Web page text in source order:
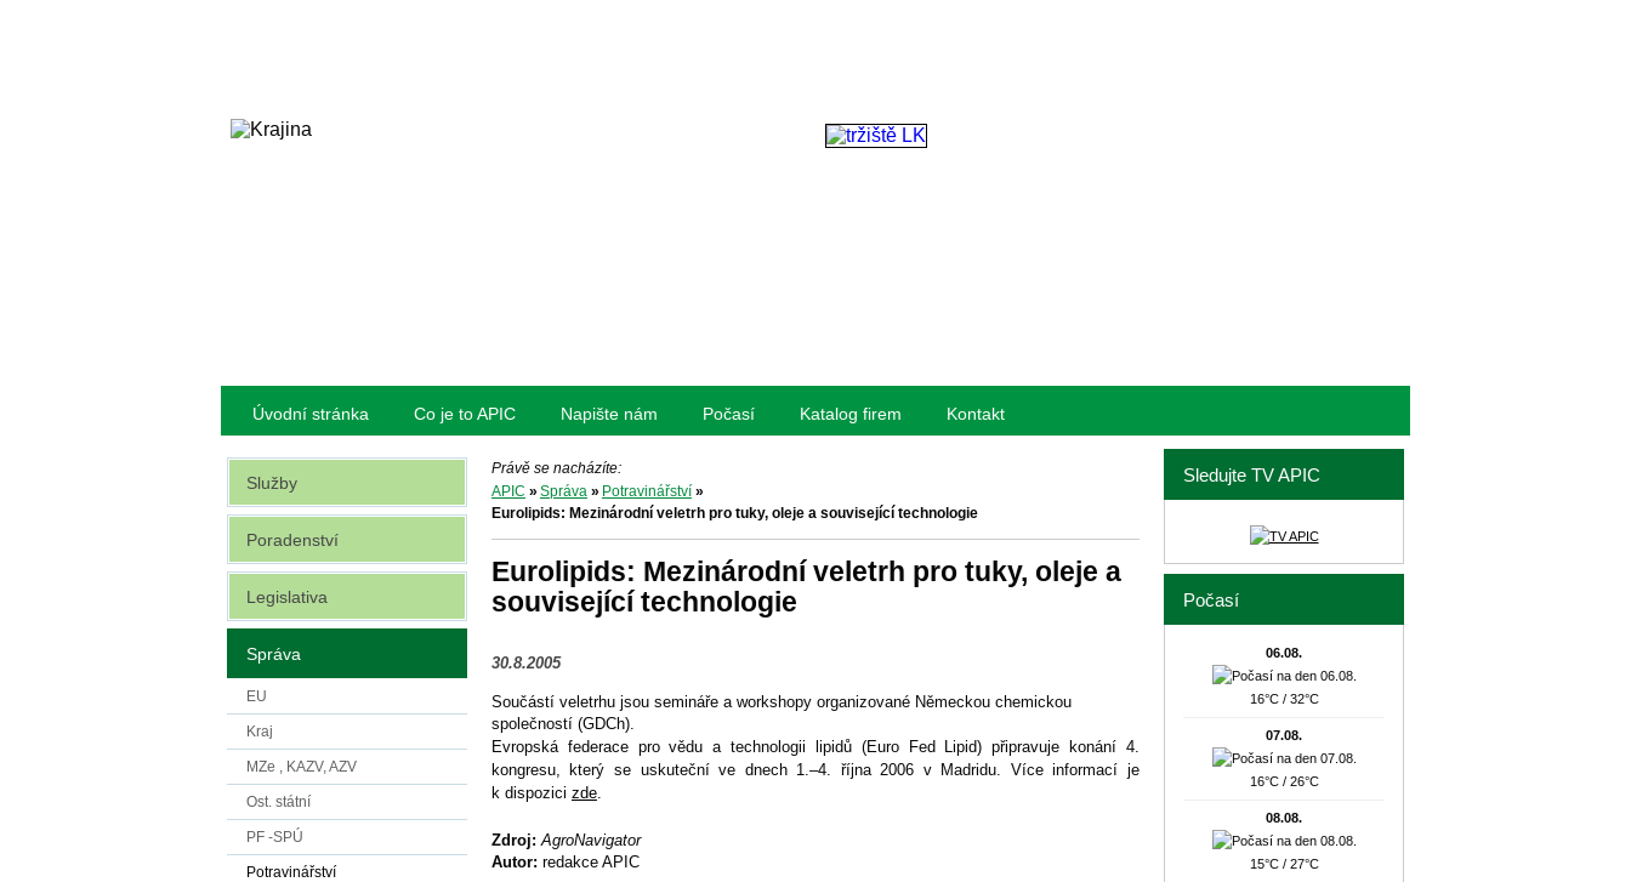
Úvodní stránka Co je to APIC Napište nám Počasí Katalog firem Kontakt
Právě se nacházíte:
APIC » Správa » Potravinářství»
Eurolipids: Mezinárodní veletrh pro tuky, oleje a související technologie
Eurolipids: Mezinárodní veletrh pro tuky, oleje a
související technologie
30.8.2005
Součástí veletrhu jsou semináře a workshopy organizované Německou chemickou
společností (GDCh).
Evropská federace pro vědu a technologii lipidů (Euro Fed Lipid) připravuje konání 4.
kongresu, který se uskuteční ve dnech 1.–4. října 2006 v Madridu. Více informací je
k dispozici zde.
Zdroj: AgroNavigator
Autor: redakce APIC
Služby
Poradenství
Legislativa
Správa
EU
Kraj
MZe , KAZV, AZV
Ost. státní
PF -SPÚ
Potravinářství
Sledujte TV APIC
Počasí
06.08.
16°C / 32°C
07.08.
16°C / 26°C
08.08.
15°C / 27°C